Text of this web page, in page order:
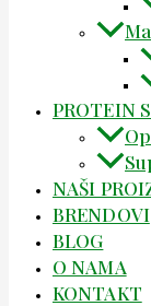
PROTEIN
NAŠI
BRENDOVI
BLOG
O NAMA
KONTAKT